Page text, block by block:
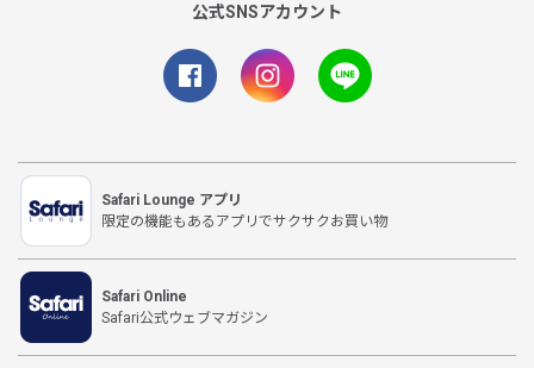
公式SNSアカウント
Safari Lounge アプリ
限定の機能もあるアプリでサクサクお買い物
Safari Online
Safari公式ウェブマガジン